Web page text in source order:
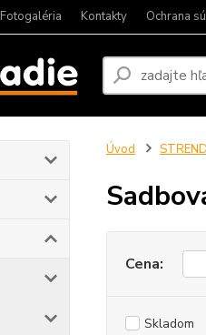
Fotogaléria Kontakty Ochrana
Úvod STREND
Cena:
Skladom